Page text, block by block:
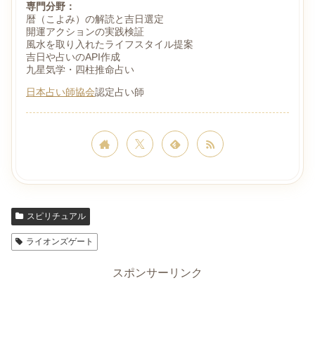
専門分野：
暦（こよみ）の解読と吉日選定
開運アクションの実践検証
風水を取り入れたライフスタイル提案
吉日や占いのAPI作成
九星気学・四柱推命占い
日本占い師協会認定占い師
スピリチュアル
ライオンズゲート
スポンサーリンク